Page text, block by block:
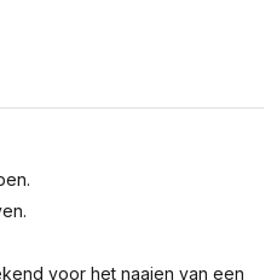
voor het naaien van een